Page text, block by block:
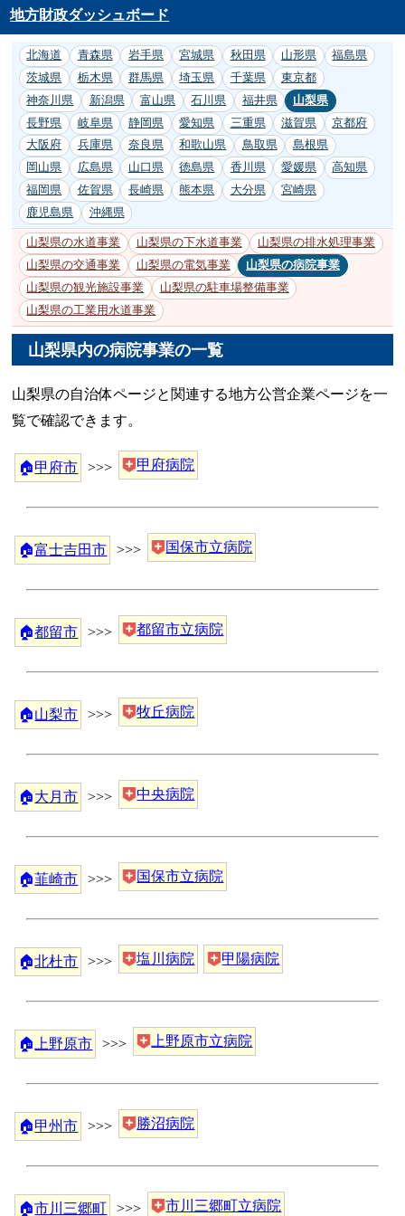
地方財政ダッシュボード
北海道 青森県 岩手県 宮城県 秋田県 山形県
福島県
茨城県
栃木県 群馬県 埼玉県 千葉県
東京都
神奈川県
新潟県 富山県 石川県 福井県
山梨県
長野県
岐阜県 静岡県 愛知県 三重県 滋賀県
京都府
大阪府
兵庫県 奈良県 和歌山県 鳥取県
島根県
岡山県
広島県 山口県 徳島県 香川県 愛媛県
高知県
福岡県
佐賀県 長崎県 熊本県 大分県
宮崎県
鹿児島県
沖縄県
山梨県の水道事業 山梨県の下水道事業
山梨県の排水処理事業
山梨県の交通事業
山梨県の電気事業
山梨県の病院事業
山梨県の観光施設事業
山梨県の駐車場整備事業
山梨県の工業用水道事業
山梨県内の病院事業の一覧
山梨県の自治体ページと関連する地方公営企業ページを一
覧で確認できます。
🏠甲府市 >>> 甲府病院
🏠富士吉田市 >>> 国保市立病院
🏠都留市 >>> 都留市立病院
🏠山梨市 >>> 牧丘病院
🏠大月市 >>> 中央病院
🏠韮崎市 >>> 国保市立病院
🏠北杜市 >>> 塩川病院 甲陽病院
🏠 上野原市 >>> 上野原市立病院
🏠甲州市 >>> 勝沼病院
🏠市川三郷町 >>> 市川三郷町立病院